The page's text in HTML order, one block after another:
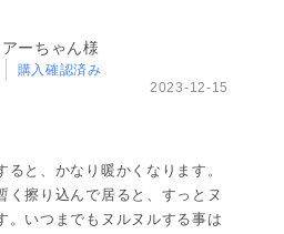
アーちゃん様
購入確認済み
2023-12-15
ると、かなり暖かくなります。
く擦り込んで居ると、すっとヌ
。いつまでもヌルヌルする事は